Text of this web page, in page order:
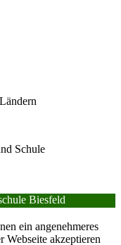
Schule
Biesfeld
ein angenehmeres
akzeptieren